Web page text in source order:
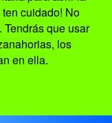
cuidado! No
que usar
los
en ella.